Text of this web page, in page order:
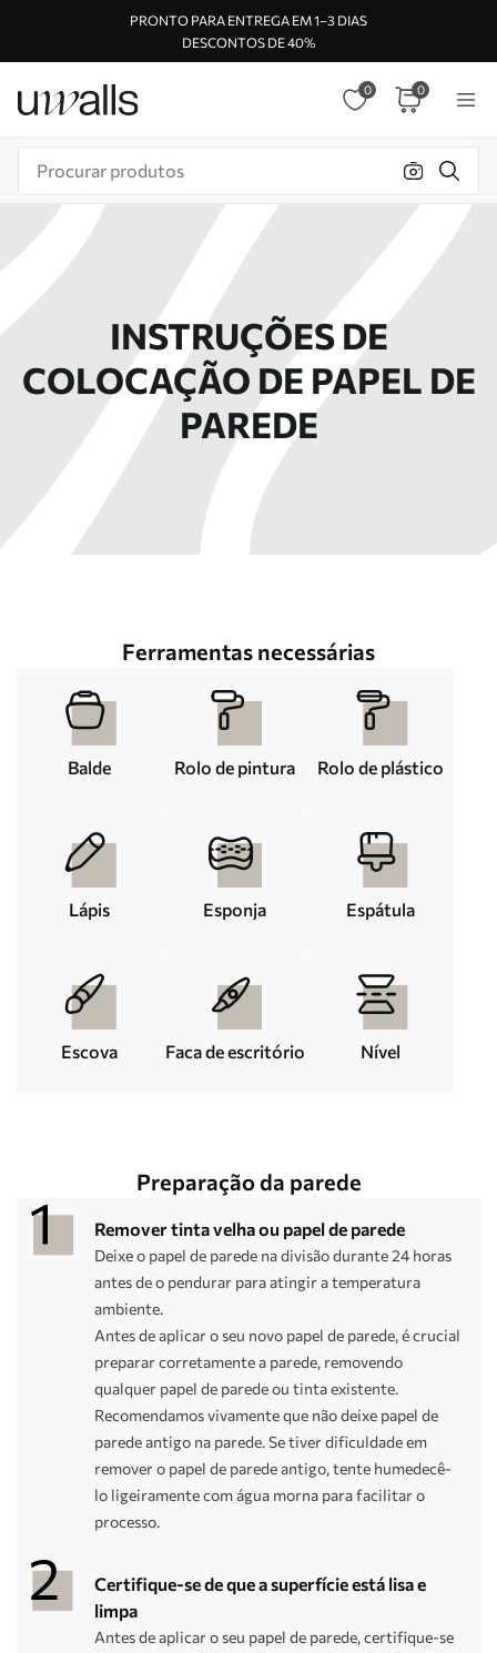
PRONTO PARA ENTREGA EM 1–3 DIAS
DESCONTOS DE 40%
0 0
INSTRUÇÕES DE
COLOCAÇÃO DE PAPEL DE
PAREDE
Ferramentas necessárias
Balde Rolo de pintura Rolo de plástico
Lápis Esponja Espátula
Escova Faca de escritório Nível
Preparação da parede
Remover tinta velha ou papel de parede
Deixe o papel de parede na divisão durante 24 horas
antes de o pendurar para atingir a temperatura
ambiente.
Antes de aplicar o seu novo papel de parede, é crucial
preparar corretamente a parede, removendo
qualquer papel de parede ou tinta existente.
Recomendamos vivamente que não deixe papel de
parede antigo na parede. Se tiver dificuldade em
remover o papel de parede antigo, tente humedecê-
lo ligeiramente com água morna para facilitar o
processo.
Certifique-se de que a superfície está lisa e
limpa
Antes de aplicar o seu papel de parede, certifique-se